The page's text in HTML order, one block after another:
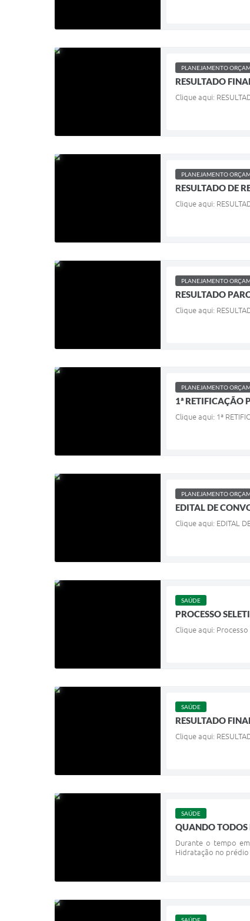
PLANEJAMENTO
RESULTADO
Clique aqui:
PLANEJAMENTO
RESULTADO DE
Clique aqui:
PLANEJAMENTO
RESULTADO
Clique aqui:
PLANEJAMENTO
1ª RETIFICAÇÃO
Clique aqui: 1ª
PLANEJAMENTO
EDITAL DE
Clique aqui: EDITAL
SAÚDE
PROCESSO
Clique aqui:
SAÚDE
RESULTADO
Clique aqui:
SAÚDE
​QUANDO TODOS
Durante o tempo
Hidratação no prédio